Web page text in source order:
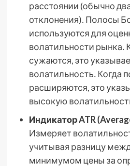
расстоянии (обычно
отклонения)․ Полосы
используются для
волатильности рынка․
сужаются, это
волатильность․ Когда
расширяются, это
высокую
Индикатор ATR
Измеряет
учитывая разницу
минимумом цены за